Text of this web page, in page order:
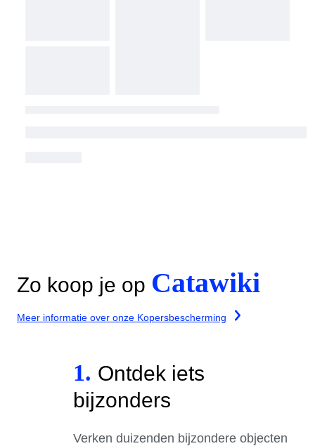
Zo koop je op Catawiki
Meer informatie over onze Kopersbescherming
1. Ontdek iets
bijzonders
Verken duizenden bijzondere objecten